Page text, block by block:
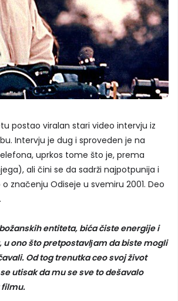
postao viralan stari video intervju iz
Intervju je dug i sproveden je na
uprkos tome što je, prema
ali čini se da sadrži najpotpunija i
značenju Odiseje u svemiru 2001. Deo
entiteta, bića čiste energije i
ono što pretpostavlјam da biste mogli
Od tog trenutka ceo svoj život
utisak da mu se sve to dešavalo
filmu.